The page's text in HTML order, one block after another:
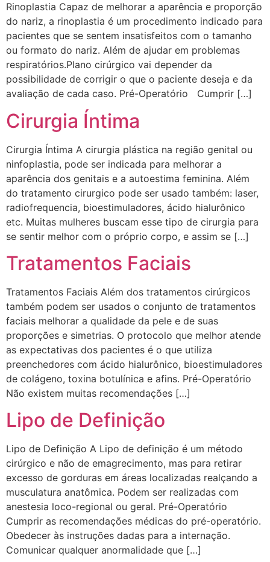
Rinoplastia Capaz de melhorar a aparência e proporção
do nariz, a rinoplastia é um procedimento indicado para
pacientes que se sentem insatisfeitos com o tamanho
ou formato do nariz. Além de ajudar em problemas
respiratórios.Plano cirúrgico vai depender da
possibilidade de corrigir o que o paciente deseja e da
avaliação de cada caso. Pré-Operatório Cumprir […]
Cirurgia Íntima
Cirurgia Íntima A cirurgia plástica na região genital ou
ninfoplastia, pode ser indicada para melhorar a
aparência dos genitais e a autoestima feminina. Além
do tratamento cirurgico pode ser usado também: laser,
radiofrequencia, bioestimuladores, ácido hialurônico
etc. Muitas mulheres buscam esse tipo de cirurgia para
se sentir melhor com o próprio corpo, e assim se […]
Tratamentos Faciais
Tratamentos Faciais Além dos tratamentos cirúrgicos
também podem ser usados o conjunto de tratamentos
faciais melhorar a qualidade da pele e de suas
proporções e simetrias. O protocolo que melhor atende
as expectativas dos pacientes é o que utiliza
preenchedores com ácido hialurônico, bioestimuladores
de colágeno, toxina botulínica e afins. Pré-Operatório
Não existem muitas recomendações […]
Lipo de Definição
Lipo de Definição A Lipo de definição é um método
cirúrgico e não de emagrecimento, mas para retirar
excesso de gorduras em áreas localizadas realçando a
musculatura anatômica. Podem ser realizadas com
anestesia loco-regional ou geral. Pré-Operatório
Cumprir as recomendações médicas do pré-operatório.
Obedecer às instruções dadas para a internação.
Comunicar qualquer anormalidade que […]